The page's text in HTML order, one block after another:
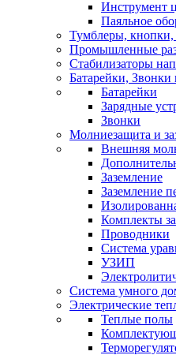
Инструмент
Паяльное
Тумблеры,
Промышленные
Стабилизаторы
Батарейки, Звонки
Батарейки
Зарядные
Звонки
Молниезащита и
Внешняя
Заземление
Заземление
Комплекты
Проводники
Система
УЗИП
Система умного
Электрические
Теплые полы